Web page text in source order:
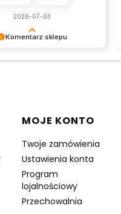
Komentarz sklepu
2026-07-03
MOJE KONTO
Twoje zamówienia
Ustawienia konta
Program
lojalnościowy
Przechowalnia